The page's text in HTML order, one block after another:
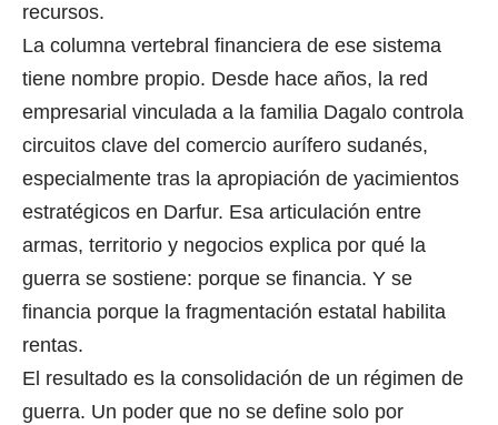
recursos.
La columna vertebral financiera de ese sistema
tiene nombre propio. Desde hace años, la red
empresarial vinculada a la familia Dagalo controla
circuitos clave del comercio aurífero sudanés,
especialmente tras la apropiación de yacimientos
estratégicos en Darfur. Esa articulación entre
armas, territorio y negocios explica por qué la
guerra se sostiene: porque se financia. Y se
financia porque la fragmentación estatal habilita
rentas.
El resultado es la consolidación de un régimen de
guerra. Un poder que no se define solo por